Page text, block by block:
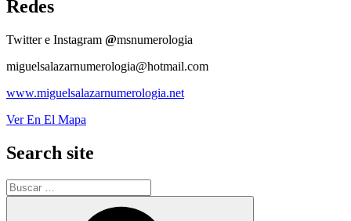
Redes
Twitter e Instagram @msnumerologia
miguelsalazarnumerologia@hotmail.com
www.miguelsalazarnumerologia.net
Ver En El Mapa
Search site
Buscar
por: